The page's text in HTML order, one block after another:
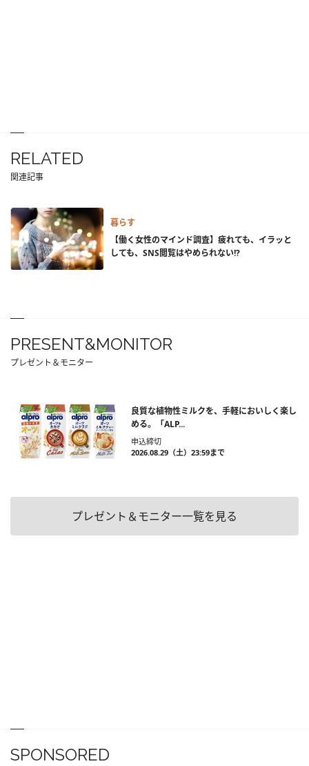
RELATED
関連記事
暮らす
【働く女性のマインド調査】疲れても、イラッと
しても、SNS閲覧はやめられない!?
PRESENT&MONITOR
プレゼント＆モニター
良質な植物性ミルクを、手軽においしく楽し
める。「ALP...
申込締切
2026.08.29（土）23:59まで
プレゼント＆モニター一覧を見る
SPONSORED